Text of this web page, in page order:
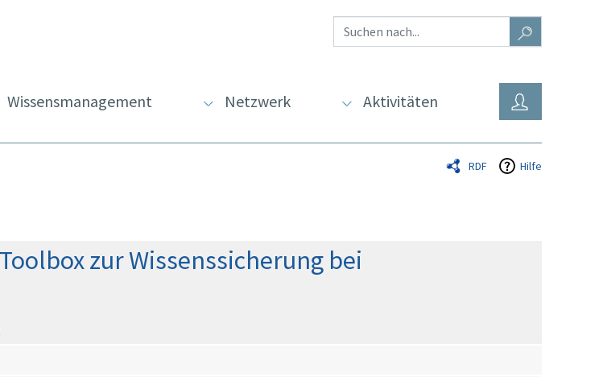
Wissensmanagement Netzwerk Aktivitäten
RDF Hilfe
zur Wissenssicherung bei